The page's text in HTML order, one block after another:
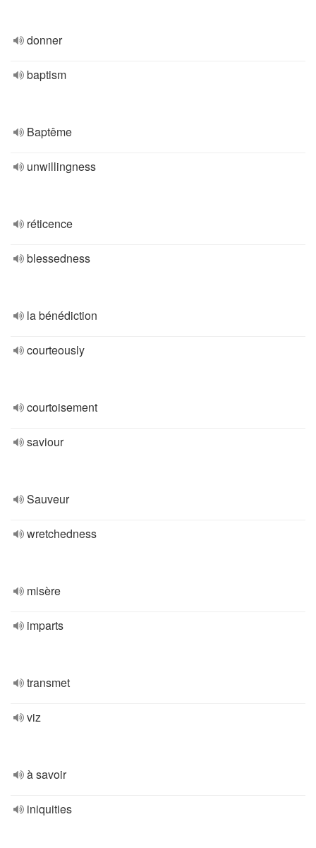
donner
baptism
Baptême
unwillingness
réticence
blessedness
la bénédiction
courteously
courtoisement
saviour
Sauveur
wretchedness
misère
imparts
transmet
viz
à savoir
iniquities